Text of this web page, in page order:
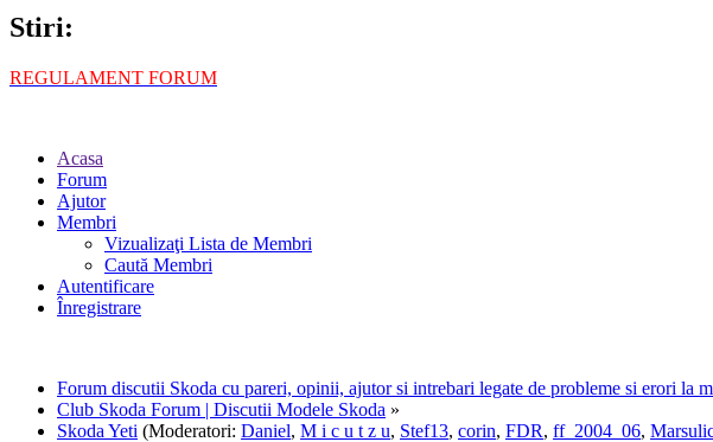
Stiri:
REGULAMENT FORUM
Acasa
Forum
Ajutor
Membri
Vizualizaţi Lista de Membri
Caută Membri
Autentificare
Înregistrare
Forum discutii Skoda cu pareri, opinii, ajutor si intrebari legate de probleme si erori la
Club Skoda Forum | Discutii Modele Skoda »
Skoda Yeti (Moderatori: Daniel, M i c u t z u, Stef13, corin, FDR, ff_2004_06,